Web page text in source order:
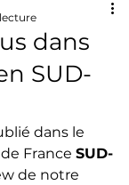
dans
SUD-
dans le
France SUD-
de notre